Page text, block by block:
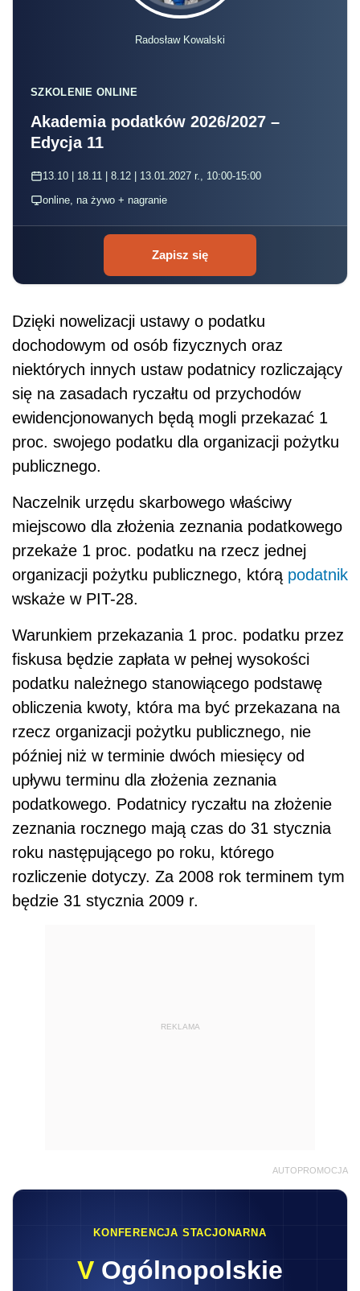
Radosław Kowalski
SZKOLENIE ONLINE
Akademia podatków 2026/2027 –
Edycja 11
13.10 | 18.11 | 8.12 | 13.01.2027 r., 10:00-15:00
online, na żywo + nagranie
Zapisz się
Dzięki nowelizacji ustawy o podatku
dochodowym od osób fizycznych oraz
niektórych innych ustaw podatnicy rozliczający
się na zasadach ryczałtu od przychodów
ewidencjonowanych będą mogli przekazać 1
proc. swojego podatku dla organizacji pożytku
publicznego.
Naczelnik urzędu skarbowego właściwy
miejscowo dla złożenia zeznania podatkowego
przekaże 1 proc. podatku na rzecz jednej
organizacji pożytku publicznego, którą podatnik
wskaże w PIT-28.
Warunkiem przekazania 1 proc. podatku przez
fiskusa będzie zapłata w pełnej wysokości
podatku należnego stanowiącego podstawę
obliczenia kwoty, która ma być przekazana na
rzecz organizacji pożytku publicznego, nie
później niż w terminie dwóch miesięcy od
upływu terminu dla złożenia zeznania
podatkowego. Podatnicy ryczałtu na złożenie
zeznania rocznego mają czas do 31 stycznia
roku następującego po roku, którego
rozliczenie dotyczy. Za 2008 rok terminem tym
będzie 31 stycznia 2009 r.
REKLAMA
AUTOPROMOCJA
KONFERENCJA STACJONARNA
V Ogólnopolskie